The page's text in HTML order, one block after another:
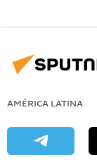
AMÉRICA LATINA